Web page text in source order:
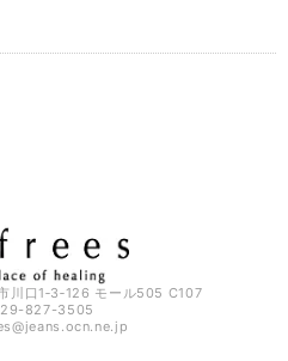
川口1‐3‐126 モール505 C107
827-3505